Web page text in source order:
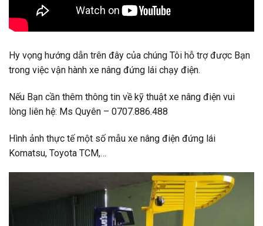
Hy vọng hướng dẫn trên đây của chúng Tôi hỗ trợ được Bạn
trong việc vận hành xe nâng đứng lái chạy điện.
Nếu Bạn cần thêm thông tin về kỹ thuật xe nâng điện vui
lòng liên hệ: Ms Quyên – 0707.886.488
Hình ảnh thực tế một số mẫu xe nâng điện đứng lái
Komatsu, Toyota TCM,…